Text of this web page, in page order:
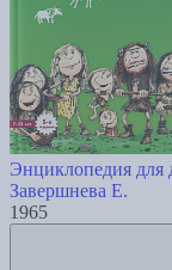
Энциклопедия для
Завершнева Е.
1965